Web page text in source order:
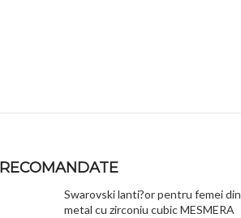
RECOMANDATE
Swarovski lanti?or pentru femei din
metal cu zirconiu cubic MESMERA